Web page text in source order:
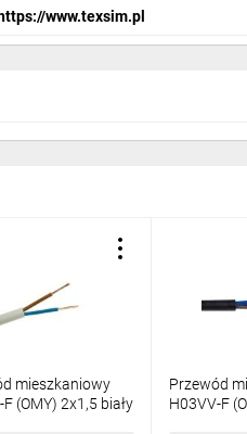
www.texsim.pl
mieszkaniowy
(OMY) 2x1,5 biały
Przewód
H03VV-F